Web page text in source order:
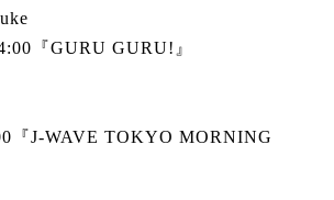
『GURU GURU!』
『J-WAVE TOKYO MORNING